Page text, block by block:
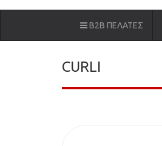
B2B ΠΕΛΑΤΕΣ
CURLI